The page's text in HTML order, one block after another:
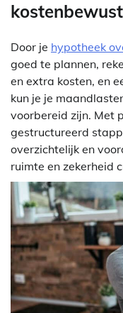
Door je hypotheek
goed te plannen,
en extra kosten, en
kun je je
voorbereid zijn. Met
gestructureerd
overzichtelijk en
ruimte en zekerheid